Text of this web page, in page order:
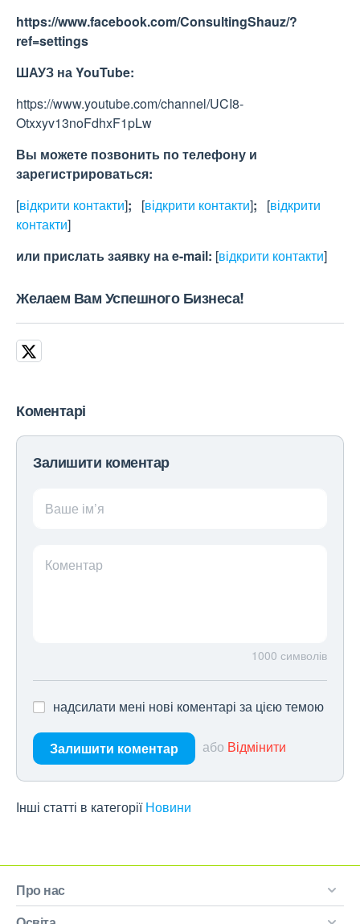
https://www.facebook.com/ConsultingShauz/?
ref=settings
ШАУЗ наYouTube:
https://www.youtube.com/channel/UCI8-
Otxxyv13noFdhxF1pLw
Вы можете позвонить по телефону и
зарегистрироваться:
[відкрити контакти]; [відкрити контакти]; [відкрити
контакти]
или прислать заявку на e-maіl: [відкрити контакти]
Желаем Вам Успешного Бизнеса!
Коментарі
Залишити коментар
Ваше ім’я
Коментар
1000 символів
надсилати мені нові коментарі за цією темою
Залишити коментар або Відмінити
Інші статті в категорії Новини
Про нас